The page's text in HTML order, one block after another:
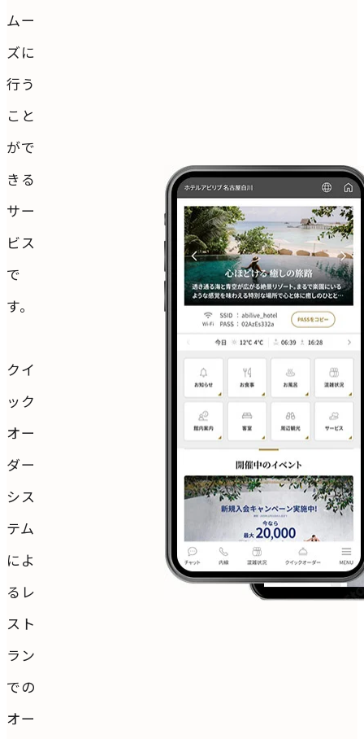
ムー
ズに
行う
こと
がで
きる
サー
ビス
で
す。
クイ
ック
オー
ダー
シス
テム
によ
るレ
スト
ラン
での
オー